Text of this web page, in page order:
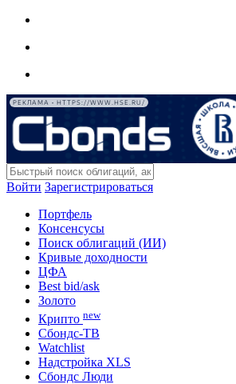
РЕКЛАМА • HTTPS://WWW.HSE.RU/
Войти Зарегистрироваться
Портфель
Консенсусы
Поиск облигаций (ИИ)
Кривые доходности
ЦФА
Best bid/ask
Золото
Крипто new
Сбондс-ТВ
Watchlist
Надстройка XLS
Сбондс Люди